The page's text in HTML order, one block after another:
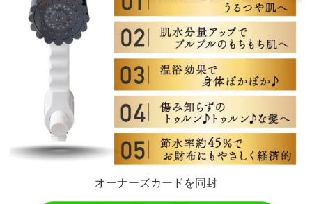
オーナーズカードを同封